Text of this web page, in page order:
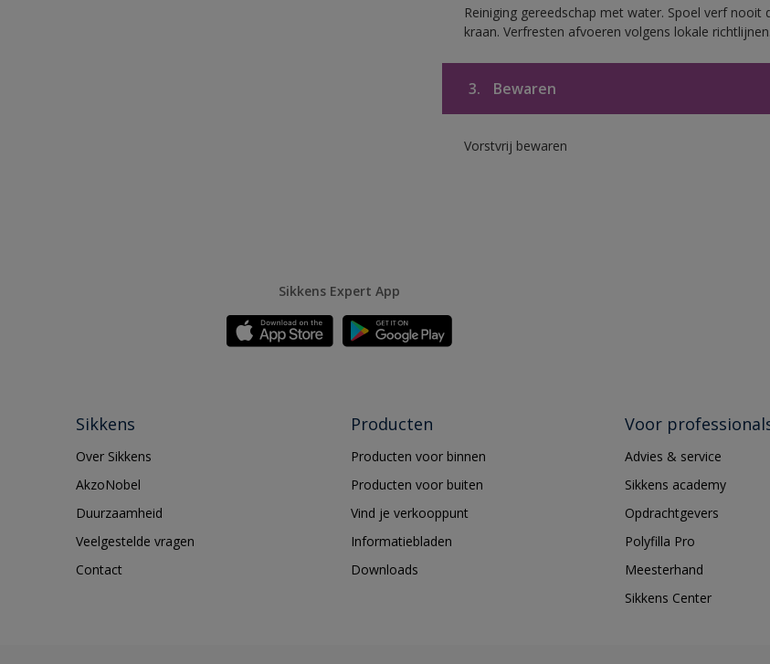
Reiniging gereedschap met water. Spoel verf
kraan. Verfresten afvoeren volgens lokale richtlijnen.
3. Bewaren
Vorstvrij bewaren
Sikkens Expert App
Sikkens
Over Sikkens
AkzoNobel
Duurzaamheid
Veelgestelde vragen
Contact
Producten
Producten voor binnen
Producten voor buiten
Vind je verkooppunt
Informatiebladen
Downloads
Voor
Advies & service
Sikkens academy
Opdrachtgevers
Polyfilla Pro
Meesterhand
Sikkens Center